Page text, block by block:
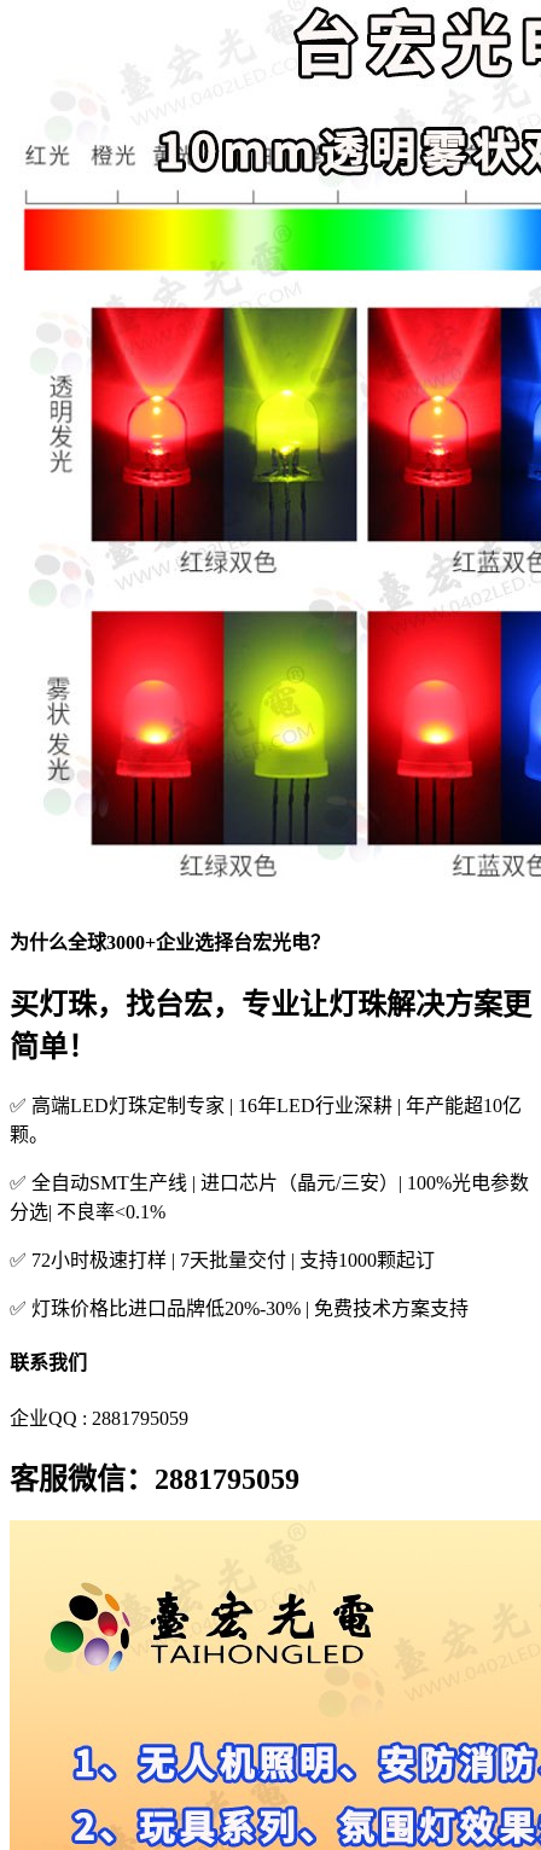
为什么全球3000+企业选择台宏光电？
买灯珠，找台宏，专业让灯珠解决方案更
简单！
✅ 高端LED灯珠定制专家 | 16年LED行业深耕 | 年产能超10亿
颗。
✅ 全自动SMT生产线 | 进口芯片（晶元/三安）| 100%光电参数
分选| 不良率<0.1%
✅ 72小时极速打样 | 7天批量交付 | 支持1000颗起订
✅ 灯珠价格比进口品牌低20%-30% | 免费技术方案支持
联系我们
企业QQ : 2881795059
客服微信：2881795059